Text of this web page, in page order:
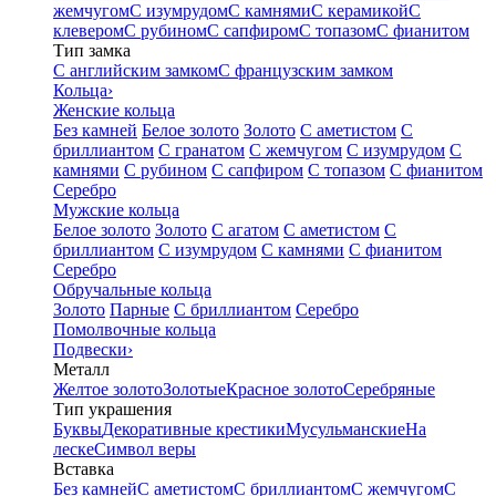
жемчугомС изумрудомС камнямиС керамикойС
клеверомС рубиномС сапфиромС топазомС фианитом
Тип замка
С английским замкомС французским замком
Кольца›
Женские кольца
Без камней Белое золото Золото С аметистом С
бриллиантом С гранатом С жемчугом С изумрудом С
камнями С рубином С сапфиром С топазом С фианитом
Серебро
Мужские кольца
Белое золото Золото С агатом С аметистом С
бриллиантом С изумрудом С камнями С фианитом
Серебро
Обручальные кольца
Золото Парные С бриллиантом Серебро
Помолвочные кольца
Подвески›
Металл
Желтое золотоЗолотыеКрасное золотоСеребряные
Тип украшения
БуквыДекоративные крестикиМусульманскиеНа
лескеСимвол веры
Вставка
Без камнейС аметистомС бриллиантомС жемчугомС